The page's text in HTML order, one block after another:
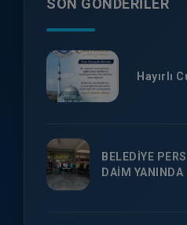
SON GÖNDERILER
Hayırlı
BELEDİYE
DAİM